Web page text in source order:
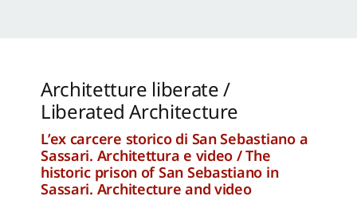
Architetture liberate /
Liberated Architecture
L’ex carcere storico di San Sebastiano a
Sassari. Architettura e video / The
historic prison of San Sebastiano in
Sassari. Architecture and video